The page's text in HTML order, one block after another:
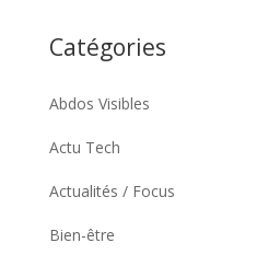
Catégories
Abdos Visibles
Actu Tech
Actualités / Focus
Bien-être